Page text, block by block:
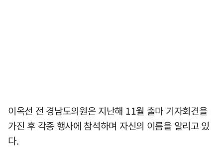
이옥선 전 경남도의원은 지난해 11월 출마 기자회견을
가진 후 각종 행사에 참석하며 자신의 이름을 알리고 있
다.